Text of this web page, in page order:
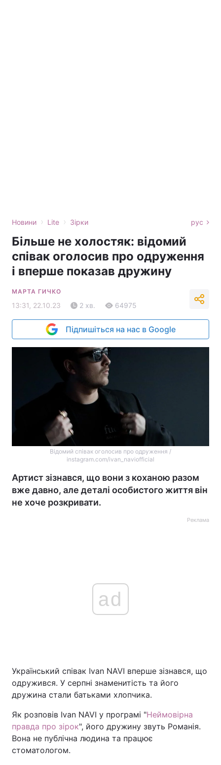
Новини › Lite › Зірки рус
Більше не холостяк: відомий
співак оголосив про одруження
і вперше показав дружину
МАРТА ГИЧКО
13:31, 22.10.23 2 хв. 64975
Підпишіться на нас в Google
Відомий співак оголосив про одруження /
instagram.com/ivan_naviofficial
Артист зізнався, що вони з коханою разом
вже давно, але деталі особистого життя він
не хоче розкривати.
Реклама
ad
Український співак Ivan NAVI вперше зізнався, що
одружився. У серпні знаменитість та його
дружина стали батьками хлопчика.
Як розповів Ivan NAVI у програмі "Неймовірна
правда про зірок", його дружину звуть Романія.
Вона не публічна людина та працює
стоматологом.